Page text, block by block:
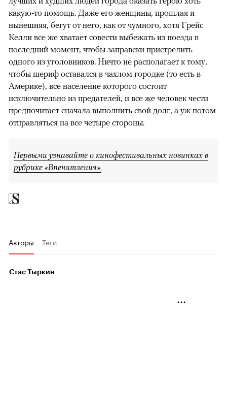
какую-то помощь. Даже его женщины, прошлая и
нынешняя, бегут от него, как от чумного, хотя Грейс
Келли все же хватает совести выбежать из поезда в
последний момент, чтобы заправски пристрелить
одного из уголовников. Ничто не располагает к тому,
чтобы шериф оставался в чахлом городке (то есть в
Америке), все население которого состоит
исключительно из предателей, и все же человек чести
предпочитает сначала выполнить свой долг, а уж потом
отправляться на все четыре стороны.
Первыми узнавайте о кинофестивальных новинках в
рубрике «Впечатления»
Авторы Теги
Стас Тыркин